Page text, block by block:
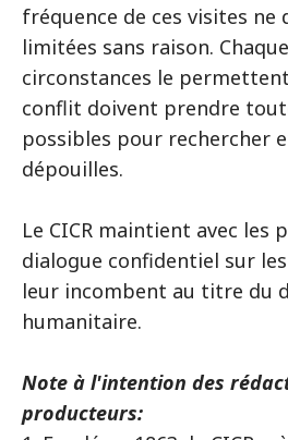
fréquence de ces visites ne
limitées sans raison.
circonstances le
conflit doivent prendre
possibles pour rechercher
dépouilles.
Le CICR maintient avec les
dialogue confidentiel sur
leur incombent au titre du
humanitaire.
Note à l'intention des
producteurs: